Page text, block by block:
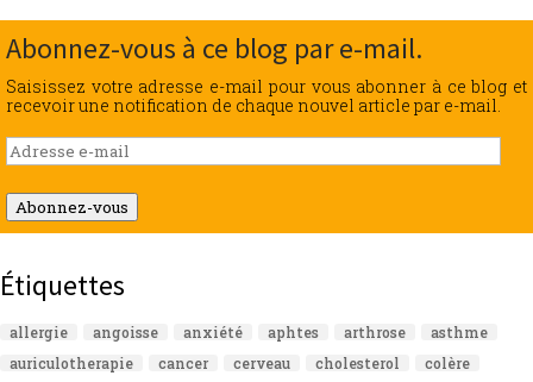
Abonnez-vous à ce blog par e-mail.
Saisissez votre adresse e-mail pour vous abonner à ce blog et
recevoir une notification de chaque nouvel article par e-mail.
Adresse
e-
mail
Abonnez-vous
Étiquettes
allergie angoisse anxiété aphtes arthrose
asthme
auriculotherapie
cancer cerveau cholesterol
colère